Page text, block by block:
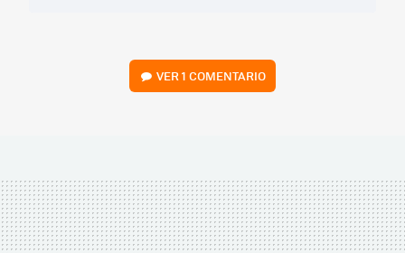
VER1 COMENTARIO